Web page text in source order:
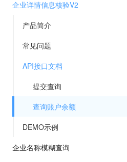
企业详情信息核验V2
产品简介
常见问题
API接口文档
提交查询
查询账户余额
DEMO示例
企业名称模糊查询